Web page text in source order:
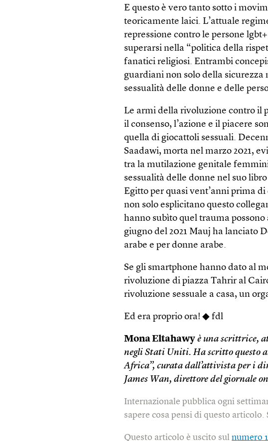
E questo è vero tanto sotto i
teoricamente laici. L’attuale
repressione contro le persone
superarsi nella “politica della
fanatici religiosi. Entrambi
guardiani non solo della sicurezza
sessualità delle donne e delle
Le armi della rivoluzione contro il
il consenso, l’azione e il piacere
quella di giocattoli sessuali.
Saadawi, morta nel marzo 2021,
tra la mutilazione genitale
sessualità delle donne nel suo
Egitto per quasi vent’anni prima
non solo esplicitano questo
hanno subìto quel trauma
giugno del 2021 Mauj ha lanciato
arabe e per donne arabe.
Se gli smartphone hanno dato al
rivoluzione di piazza Tahrir al
rivoluzione sessuale a casa, un
Ed era proprio ora! ◆ fdl
Mona Eltahawy è una scrittrice,
negli Stati Uniti. Ha scritto questo
Africa”, curata dall’attivista per i
James Wan, direttore del giornale
Internazionale pubblica ogni
sapere cosa pensi di questo
Questo articolo è uscito sulnumero